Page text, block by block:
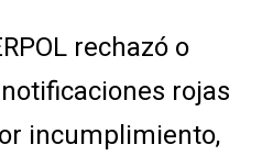
rechazó o
rojas
incumplimiento,